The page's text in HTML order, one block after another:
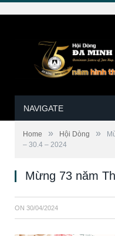
NAVIGATE
Home » Hội Dòng »
– 30.4 – 2024
Mừng 73 năm
ON 30/04/2024